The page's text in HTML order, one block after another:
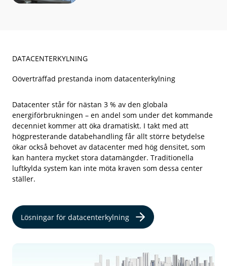
DATACENTERKYLNING
Oöverträffad prestanda inom datacenterkylning
Datacenter står för nästan 3 % av den globala
energiförbrukningen – en andel som under det kommande
decenniet kommer att öka dramatiskt. I takt med att
högpresterande databehandling får allt större betydelse
ökar också behovet av datacenter med hög densitet, som
kan hantera mycket stora datamängder. Traditionella
luftkylda system kan inte möta kraven som dessa center
ställer.
Lösningar för datacenterkylning